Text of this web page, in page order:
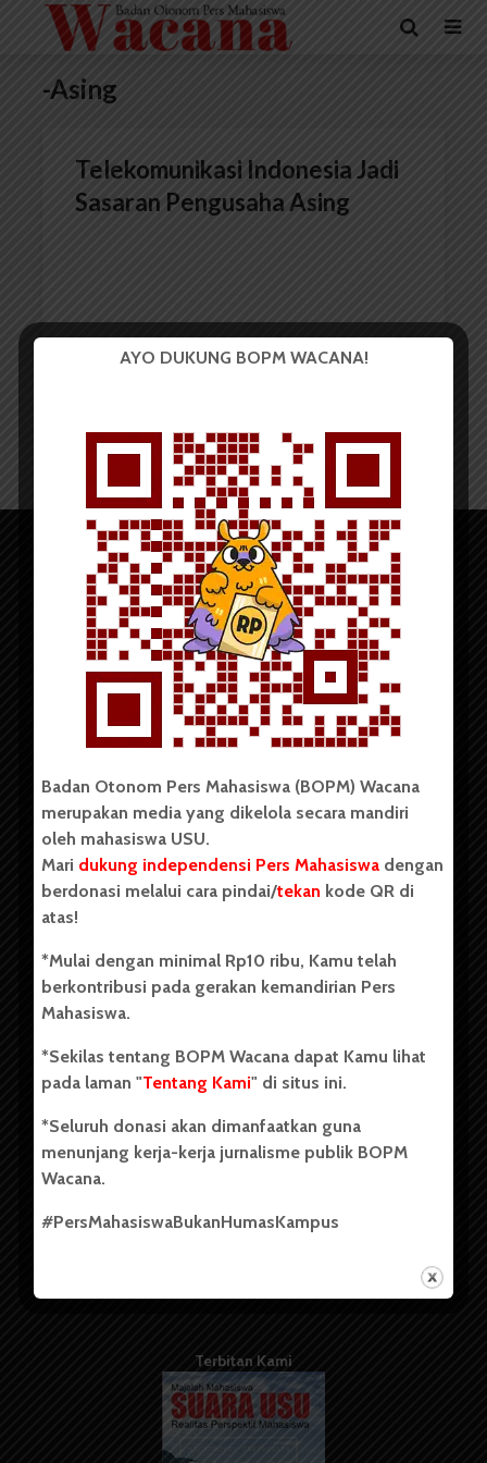
-Asing
Telekomunikasi Indonesia Jadi
Sasaran Pengusaha Asing
Copyright © 2023. All rights reserved BOPM WACANA.
Badan Otonom Pers Mahasiswa (BOPM) Wacana merupakan
pers mahasiswa yang berdiri di luar kampus dan dikelola
secara mandiri oleh mahasiswa Universitas Sumatera Utara
(USU). Sebelumnya BOPM Wacana merupakan salah satu
Unit Kegiatan Mahasiswa (UKM) di Universitas Sumatera
berdiri pada 1 Juli 1995.
Kontribusi
Info Iklan
Pedoman Media Siber
Kode Etik Jurnalistik
Terbitan Kami
AYO DUKUNG BOPM WACANA!
Badan Otonom Pers Mahasiswa (BOPM) Wacana
merupakan media yang dikelola secara mandiri
oleh mahasiswa USU.
Mari dukung independensi Pers Mahasiswa dengan
berdonasi melalui cara pindai/tekan kode QR di
atas!
*Mulai dengan minimal Rp10 ribu, Kamu telah
berkontribusi pada gerakan kemandirian Pers
Mahasiswa.
*Sekilas tentang BOPM Wacana dapat Kamu lihat
pada laman "Tentang Kami" di situs ini.
*Seluruh donasi akan dimanfaatkan guna
menunjang kerja-kerja jurnalisme publik BOPM
Wacana.
#PersMahasiswaBukanHumasKampus